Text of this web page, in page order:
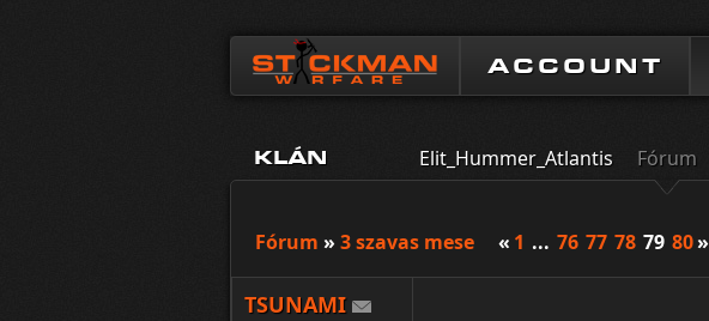
ACCOUNT
KLÁN Elit_Hummer_Atlantis Fórum
Fórum » 3 szavas mese « 1 ... 76 77 78 79 80»
TSUNAMI